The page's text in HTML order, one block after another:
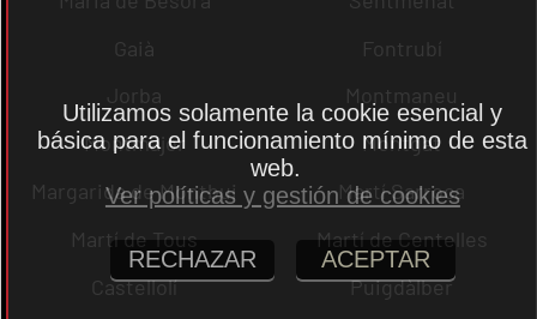
Gaià
Fontrubí
Jorba
Montmaneu
Montmajor
Montgat
Margarida de Montbui
Martí Sarroca
Martí de Tous
Martí de Centelles
Castellolí
Puigdàlber
Utilizamos solamente la cookie esencial y
básica para el funcionamiento mínimo de esta
web.
Ver políticas y gestión de cookies
RECHAZAR ACEPTAR